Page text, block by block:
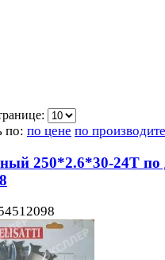
по: по цене по
250*2.6*30-24Т по